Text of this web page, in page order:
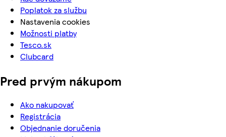
Poplatok za službu
Nastavenia cookies
Možnosti platby
Tesco.sk
Clubcard
Pred prvým nákupom
Ako nakupovať
Registrácia
Objednanie doručenia